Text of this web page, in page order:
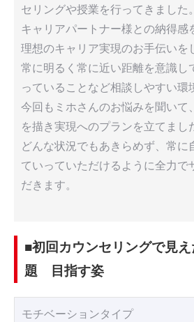
セリングや授業を行ってきました。
キャリアパートナー様との納得感
理想のキャリア実現のお手伝いを
常に明るく常に近い距離を意識し
っていることなど相談しやすい環
今回もミホさんのお悩みを聞いて
を描き実現へのプランを立てまし
どんな状況でもあきらめず、常に
ていっていただけるように全力で
だきます。
■初回カウンセリングで見
題 目指す姿
モチベーションタイプ